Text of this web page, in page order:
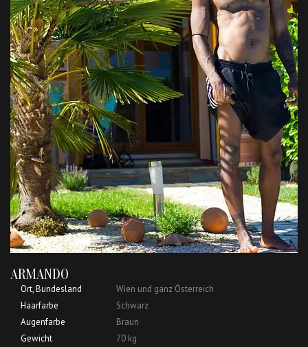
ARMANDO
Ort, Bundesland
Wien und ganz Österreich
Haarfarbe
Schwarz
Augenfarbe
Braun
Gewicht
70 kg